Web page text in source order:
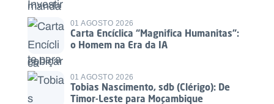
01 AGOSTO 2026
Carta Encíclica “Magnifica Humanitas”:
o Homem na Era da IA
01 AGOSTO 2026
Tobias Nascimento, sdb (Clérigo): De
Timor-Leste para Moçambique